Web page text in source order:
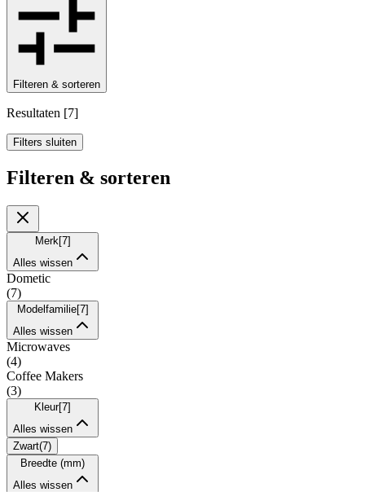
Filteren & sorteren
Resultaten [7]
Filters sluiten
Filteren & sorteren
Merk [7]
Alles wissen
Dometic
(7)
Modelfamilie[7]
Alles wissen
Microwaves
(4)
Coffee Makers
(3)
Kleur[7]
Alles wissen
Zwart(7)
Breedte (mm)
Alles wissen